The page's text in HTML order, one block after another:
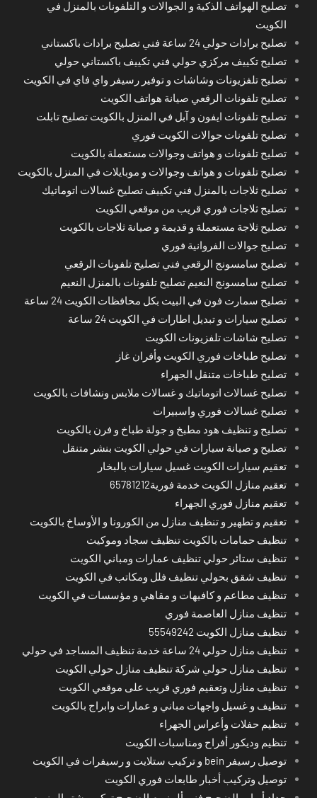
تصليح الهواتف الذكية و الجوالات و التلفونات بالمنزل في
الكويت
تصليح برادات حولي 24 ساعة فني تصليح برادات باكستاني
تصليح تكييف مركزي حولي فني تكييف باكستاني حولي
تصليح تلفزيونات وشاشات و توفير رسيفر واي فاي في الكويت
تصليح تلفونات الرقعي صيانة هواتف الكويت
تصليح تلفونات ايفون و آبل في المنزل بالكويت تصليح تابلت
تصليح تلفونات جوالات الكويت فوري
تصليح تلفونات و هواتف وجوالات مستعملة بالكويت
تصليح تلفونات و هواتف وجوالات و موبايلات في المنزل بالكويت
تصليح ثلاجات بالمنزل فني تكييف تصليح غسالات اتوماتيك
تصليح ثلاجات فوري قريب من موقعي الكويت
تصليح ثلاجة مستعملة و قديمة و صيانة ثلاجات بالكويت
تصليح جوالات الفروانية فوري
تصليح سامسونج الرقعي فني تصليح تلفونات الرقعي
تصليح سامسونج النعيم تصليح تلفونات بالمنزل النعيم
تصليح سمارت فون في البيت بكل محافظات الكويت 24 ساعة
تصليح سيارات و تبديل اطارات في الكويت 24 ساعة
تصليح شاشات تلفزيونات الكويت
تصليح طباخات فوري الكويت وأفران غاز
تصليح طباخات متنقل الجهراء
تصليح غسالات اتوماتيك و غسالات ملابس ونشافات بالكويت
تصليح غسالات فوري واسبيرات
تصليح و تنظيف هود مطبخ و جولة طباخ و فرن بالكويت
تصليح و صيانة سيارات في حولي الكويت بنشر متنقل
تعقيم سيارات الكويت غسيل سيارات بالبخار
تعقيم منازل الكويت خدمة فورية65781212
تعقيم منازل فوري الجهراء
تعقيم و تطهير و تنظيف منازل من الكورونا و الأوساخ بالكويت
تنظيف حمامات بالكويت تنظيف سجاد وموكيت
تنظيف ستائر حولي تنظيف عمارات ومباني الكويت
تنظيف شقق بحولي تنظيف فلل ومكاتب في الكويت
تنظيف مطاعم و كافيهات و مقاهي و مؤسسات في الكويت
تنظيف منازل العاصمة فوري
تنظيف منازل الكويت 55549242
تنظيف منازل حولي 24 ساعة خدمة تنظيف المساجد في حولي
تنظيف منازل حولي شركة تنظيف منازل حولي الكويت
تنظيف منازل وتعقيم فوري قريب على موقعي الكويت
تنظيف و غسيل واجهات مباني و عمارات وابراج بالكويت
تنظيم حفلات وأعراس الجهراء
تنظيم وديكور أفراح ومناسبات الكويت
توصيل رسيفر bein و تركيب ستلايت و رسيفرات في الكويت
توصيل وتركيب أخبار طابعات فوري الكويت